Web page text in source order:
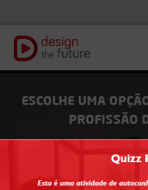
ESCOLHE UMA
PROFISSÃO
Áreas de